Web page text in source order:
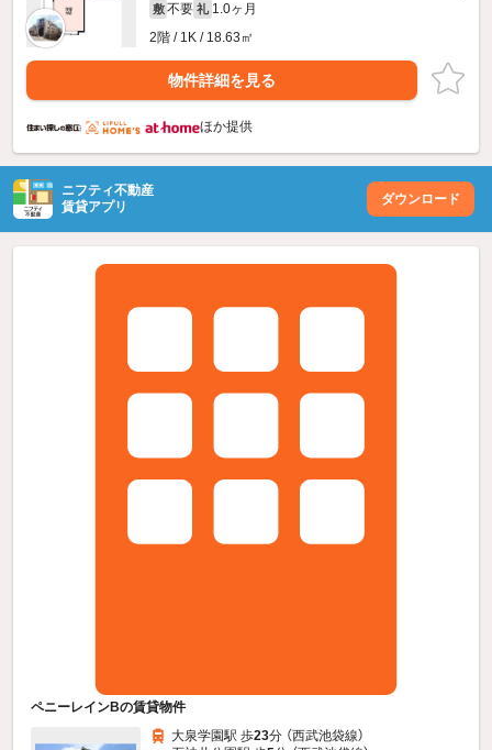
敷 不要 礼 1.0ヶ月
2階 / 1K / 18.63㎡
物件詳細を見る
ほか提供
ニフティ不動産
賃貸アプリ
ダウンロード
ペニーレインBの賃貸物件
大泉学園駅 歩23分 （西武池袋線）